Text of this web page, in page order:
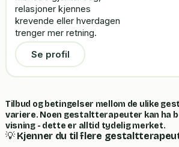
relasjoner kjennes
krevende eller hverdagen
trenger mer retning.
Se profil
Tilbud og betingelser mellom de ulike
variere. Noen gestaltterapeuter kan ha
visning - dette er alltid tydelig merket.
💡 Kjenner du til flere